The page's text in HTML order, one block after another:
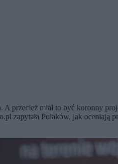
przecież miał to być koronny
zapytała Polaków, jak oceniają